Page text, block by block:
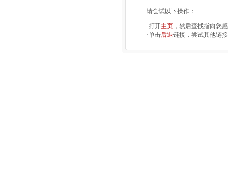
请尝试以下操作：
·打开主页 ，然后查找指向您
·单击后退链接，尝试其他链